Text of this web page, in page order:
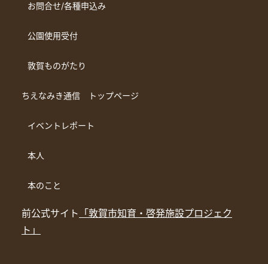
お問合せ/各種申込み
公園使用受付
敦賀ものがたり
ちえなみき通信 トップページ
イベントレポート
本人
本のこと
前公式サイト 「敦賀市知育・啓発施設プロジェク
ト」